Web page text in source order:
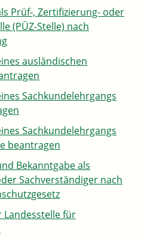
Prüf-, Zertifizierung- oder
(PÜZ-Stelle) nach
ausländischen
Sachkundelehrgangs
Sachkundelehrgangs
beantragen
Bekanntgabe als
Sachverständiger nach
Landesstelle für